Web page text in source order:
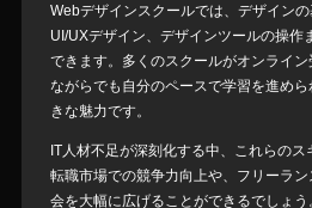
Webデザインスクールでは、デザインの
UI/UXデザイン、デザインツールの操作
できます。多くのスクールがオンライ
ながらでも自分のペースで学習を進め
きな魅力です。
IT人材不足が深刻化する中、これらのス
転職市場での競争力向上や、フリーラ
会を大幅に広げることができるでしょう